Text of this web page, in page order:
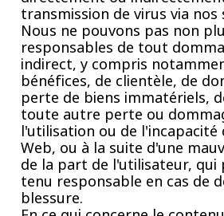
transmission de virus via nos
Nous ne pouvons pas non
responsables de tout
indirect, y compris
bénéfices, de clientèle, de
perte de biens immatériels,
toute autre perte ou
l'utilisation ou de l'incapacité
Web, ou à la suite d'une
de la part de l'utilisateur,
tenu responsable en cas de
blessure.